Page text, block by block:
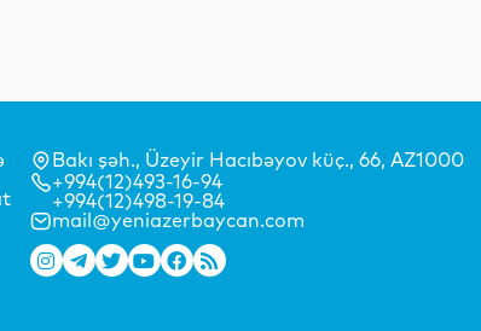
MEDİA
Bakı şəh., Üzeyir Hacıbəyov küç., 66, AZ1000
+994(12)493-16-94
+994(12)498-19-84
mail@yeniazerbaycan.com